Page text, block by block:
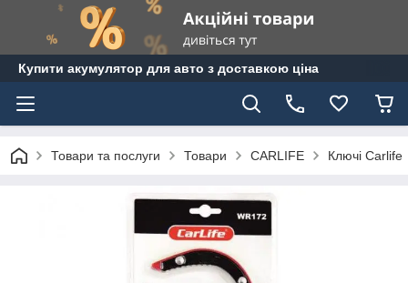
Купити акумулятор для авто з доставкою ціна
Товари та послуги Товари CARLIFE Ключі Carlife